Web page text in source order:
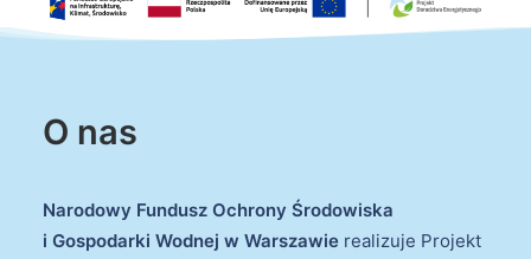
Oferta finansowania
Kontakt
Wyszukiwanie
O nas
Narodowy Fundusz Ochrony Środowiska
i Gospodarki Wodnej w Warszawie realizuje Projekt